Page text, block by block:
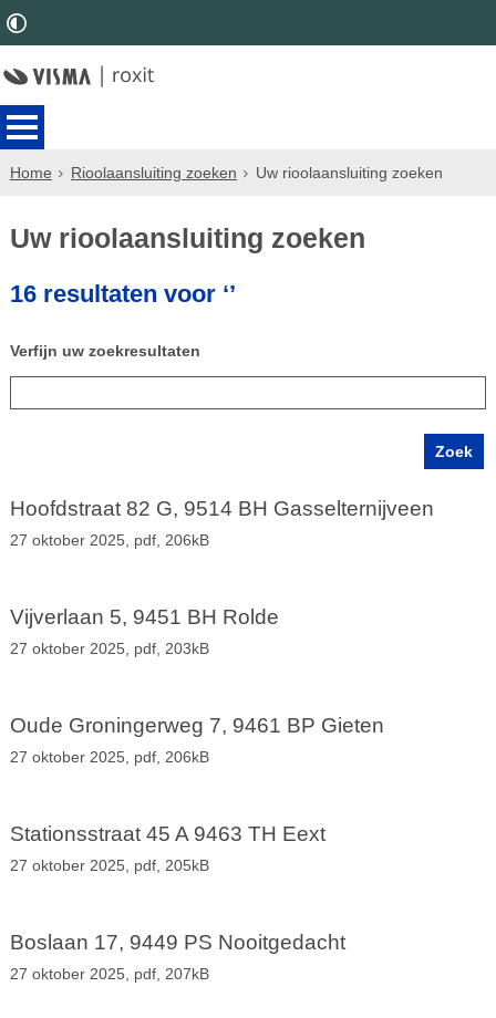
Home Rioolaansluiting zoeken Uw rioolaansluiting zoeken
Uw rioolaansluiting zoeken
16 resultaten voor ‘’
Verfijn uw zoekresultaten
Hoofdstraat 82 G, 9514 BH Gasselternijveen
27 oktober 2025, pdf, 206kB
Vijverlaan 5, 9451 BH Rolde
27 oktober 2025, pdf, 203kB
Oude Groningerweg 7, 9461 BP Gieten
27 oktober 2025, pdf, 206kB
Stationsstraat 45 A 9463 TH Eext
27 oktober 2025, pdf, 205kB
Boslaan 17, 9449 PS Nooitgedacht
27 oktober 2025, pdf, 207kB